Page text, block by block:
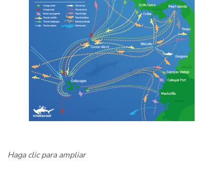
Haga clic para ampliar